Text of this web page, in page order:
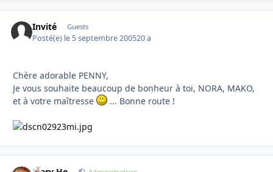
Invité Guests
Posté(e) le 5 septembre 200520 a
Chère adorable PENNY,
Je vous souhaite beaucoup de bonheur à toi, NORA, MAKO,
et à votre maîtresse
... Bonne route !